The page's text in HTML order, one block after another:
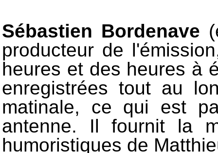
Sébastien Bordenave
producteur de
heures et des heures à
enregistrées tout au
matinale, ce qui est
antenne. Il fournit la
humoristiques de